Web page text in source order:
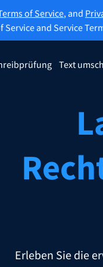
of Service, and
and Service
Text
Belieben
und hilft
Erleben Sie die